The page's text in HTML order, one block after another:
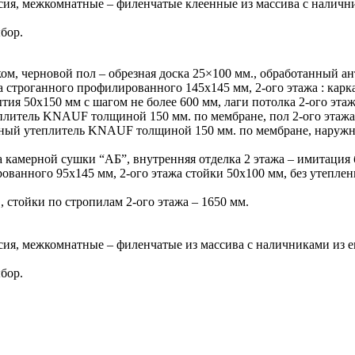
межкомнатные – филенчатые клеенные из массива с
черновой пол – обрезная доска 25×100 мм., обработанный
профилированного 145х145 мм, 2-ого этажа :
50х150 мм с шагом не более 600 мм, лаги потолка 2-ого
KNAUF толщиной 150 мм. по мембране, пол 2-ого
утеплитель KNAUF толщиной 150 мм. по мембране,
камерной сушки “АБ”, внутренняя отделка 2 этажа –
95х145 мм, 2-ого этажа стойки 50х100 мм, без
по стропилам 2-ого этажа – 1650 мм.
межкомнатные – филенчатые из массива с наличниками из